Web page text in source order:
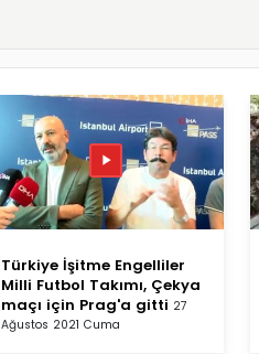
Türkiye İşitme Engelliler
Milli Futbol Takımı, Çekya
maçı için Prag'a gitti 27
Ağustos 2021 Cuma